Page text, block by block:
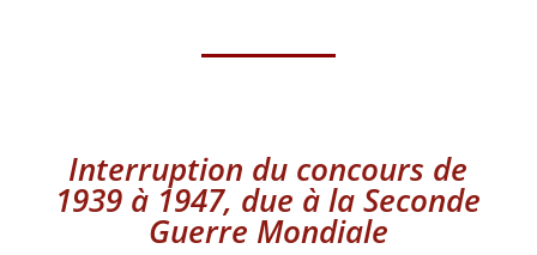
Interruption du concours de
1939 à 1947, due à la Seconde
Guerre Mondiale